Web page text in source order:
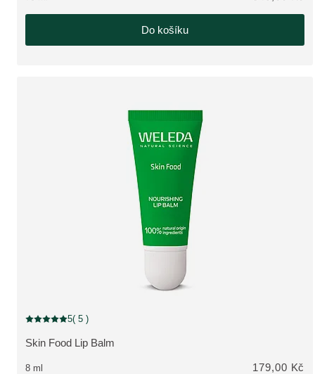
Do košíku
ZOBRAZIT PRODUKT:
Skin Food Lip Balm
Aktuální hodnocení: 5 z 5 hvězdiček hodnoceno 5 zákazníky
5( 5 )
8 ml 179,00 Kč